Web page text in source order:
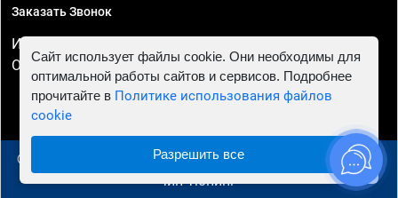
Заказать Звонок
ИП Смирнов Георгий Павлович. ИНН 781302555843,
ОГРНИП 324470400032610
© 2010 - 2026 Чип тюнинг в Самаре - Автосервис "Евро
Чип Тюнинг"
Сайт использует файлы cookie. Они необходимы для
оптимальной работы сайтов и сервисов. Подробнее
прочитайте в Политике использования файлов
cookie
Разрешить все